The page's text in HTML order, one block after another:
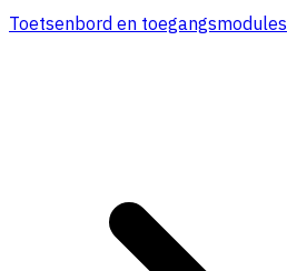
Toetsenbord en toegangsmodules